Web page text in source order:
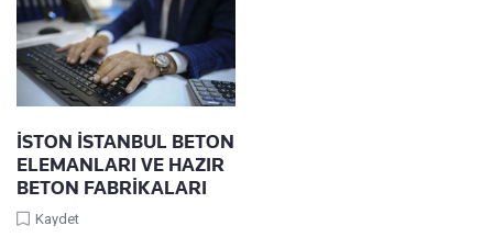
İSTON İSTANBUL BETON
ELEMANLARI VE HAZIR
BETON FABRİKALARI
Kaydet